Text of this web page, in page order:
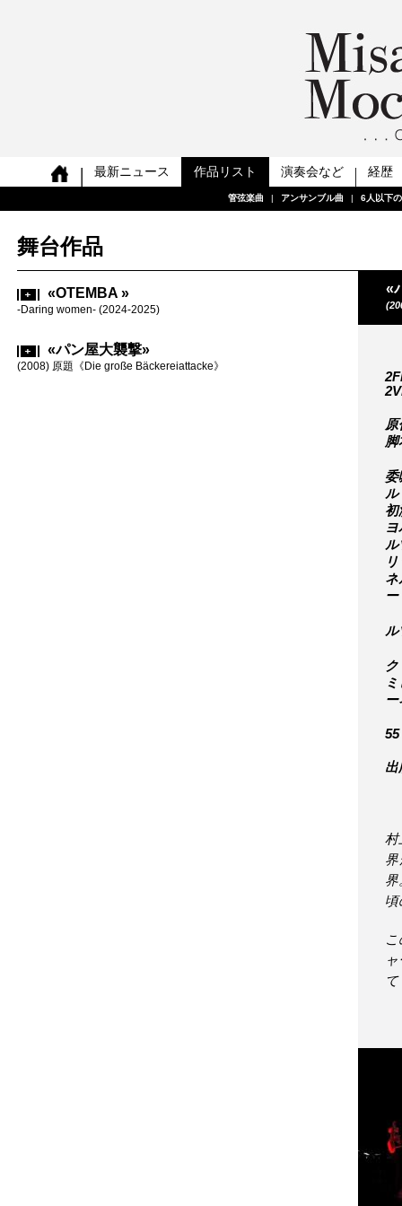
最新ニュース
管弦楽曲 | アンサンブル曲 | 6人以下
作品リスト
管弦楽曲 | アンサンブル曲 | 6人以下
演奏会など
管弦楽曲 | アンサンブル曲 | 6人以下
経歴
管弦楽曲 | アンサンブル曲 | 6人以下
管弦楽曲 | アンサンブル曲 | 6人以下
管弦楽曲 | アンサンブル曲 | 6人以下
管弦楽曲 | アンサンブル曲 | 6人以下
管弦楽曲 | アンサンブル曲 | 6人以下
舞台作品
«OTEMBA »
-Daring women- (2024-2025)
«パン屋大襲撃»
(2008) 原題《Die große Bäckereiattacke》
«
脚
委
ル
ル
ネ
ル
出
村
界
頃